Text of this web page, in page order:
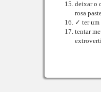
deixar o
rosa
✓ ter um
tentar